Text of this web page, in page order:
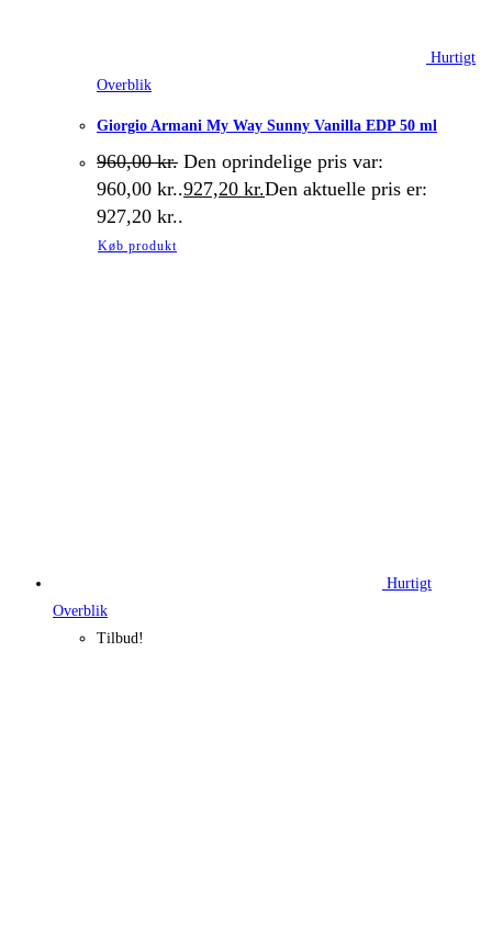
Hurtigt
Overblik
Giorgio Armani My Way Sunny Vanilla EDP 50 ml
960,00kr. Den oprindelige pris var:
960,00 kr..927,20 kr.Den aktuelle pris er:
927,20 kr..
Køb produkt
Hurtigt
Overblik
Tilbud!